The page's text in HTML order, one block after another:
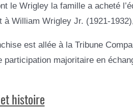
le Wrigley la famille a acheté
à William Wrigley Jr. (1921-
est allée à la Tribune
participation majoritaire en
histoire